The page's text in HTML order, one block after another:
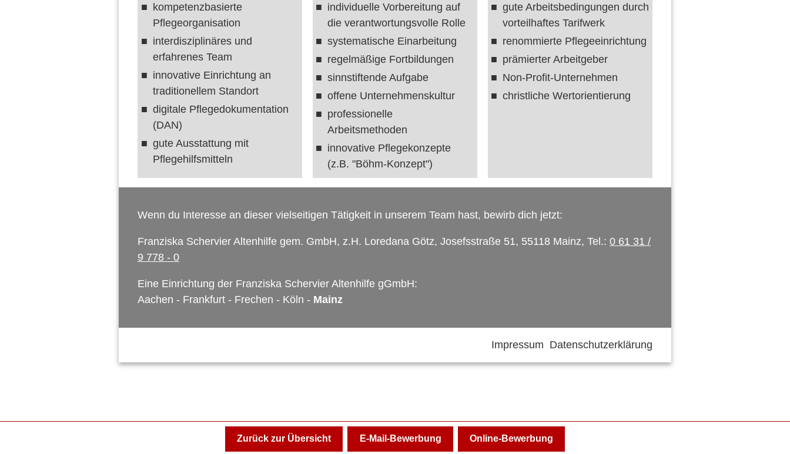
kompetenzbasierte
Pflegeorganisation
interdisziplinäres und
erfahrenes Team
innovative Einrichtung an
traditionellem Standort
digitale Pflegedokumentation
(DAN)
gute Ausstattung mit
Pflegehilfsmitteln
individuelle Vorbereitung auf
die verantwortungsvolle Rolle
systematische Einarbeitung
regelmäßige Fortbildungen
sinnstiftende Aufgabe
offene Unternehmenskultur
professionelle
Arbeitsmethoden
innovative Pflegekonzepte
(z.B. "Böhm-Konzept")
gute Arbeitsbedingungen durch
vorteilhaftes Tarifwerk
renommierte Pflegeeinrichtung
prämierter Arbeitgeber
Non-Profit-Unternehmen
christliche Wertorientierung
Wenn du Interesse an dieser vielseitigen Tätigkeit in unserem Team hast, bewirb dich jetzt:
Franziska Schervier Altenhilfe gem. GmbH, z.H. Loredana Götz, Josefsstraße 51, 55118 Mainz, Tel.: 0 61 31 /
9 778 - 0
Eine Einrichtung der Franziska Schervier Altenhilfe gGmbH:
Aachen - Frankfurt - Frechen - Köln - Mainz
Impressum Datenschutzerklärung
Zurück zur Übersicht E-Mail-Bewerbung Online-Bewerbung